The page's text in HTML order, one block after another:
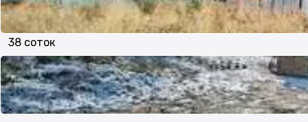
Площадь участка
38 соток
Дополнительно
Удобно под коммерцию Ровный Удобный въезд Выкуплен